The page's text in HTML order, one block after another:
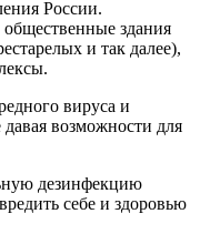
России.
здания
и так далее),
вируса и
возможности для
дезинфекцию
себе и здоровью